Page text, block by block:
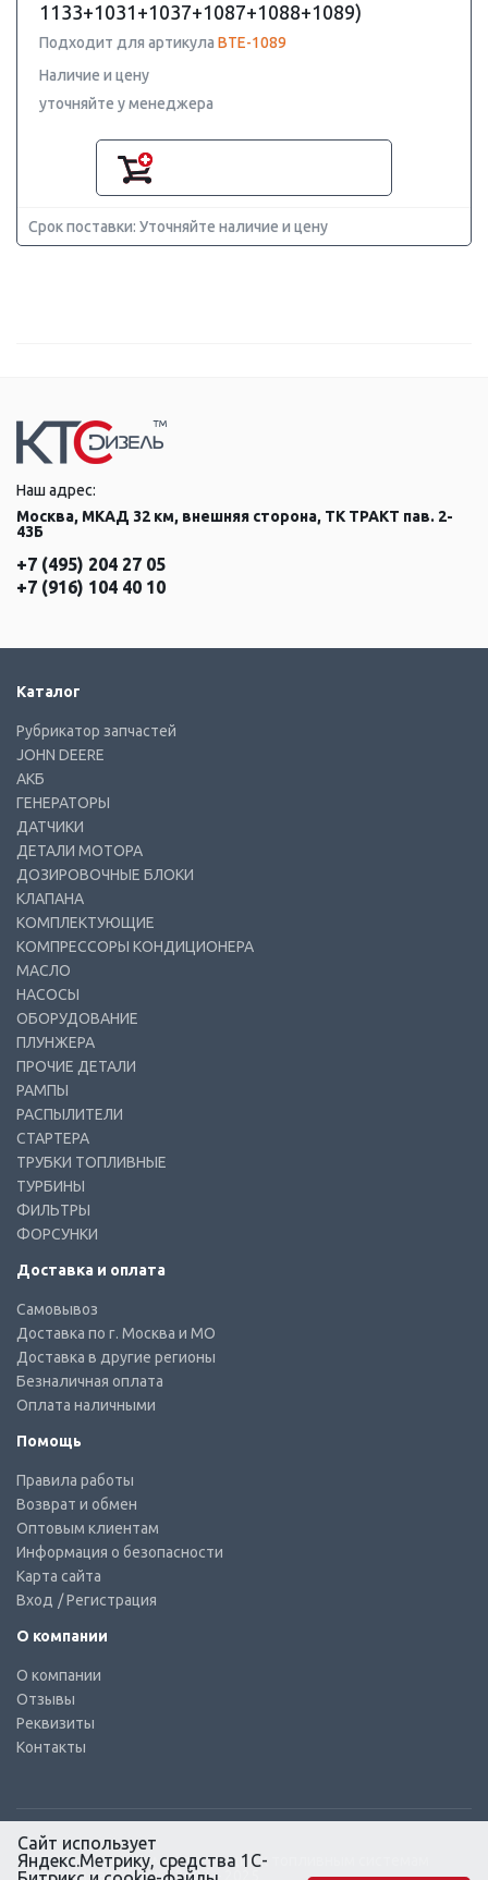
1133+1031+1037+1087+1088+1089)
Подходит для артикула BTE-1089
Наличие и цену
уточняйте у менеджера
Срок поставки: Уточняйте наличие и цену
Наш адрес:
Москва, МКАД 32 км, внешняя сторона, ТК ТРАКТ пав. 2-
43Б
+7 (495) 204 27 05
+7 (916) 104 40 10
Каталог
Рубрикатор запчастей
JOHN DEERE
АКБ
ГЕНЕРАТОРЫ
ДАТЧИКИ
ДЕТАЛИ МОТОРА
ДОЗИРОВОЧНЫЕ БЛОКИ
КЛАПАНА
КОМПЛЕКТУЮЩИЕ
КОМПРЕССОРЫ КОНДИЦИОНЕРА
МАСЛО
НАСОСЫ
ОБОРУДОВАНИЕ
ПЛУНЖЕРА
ПРОЧИЕ ДЕТАЛИ
РАМПЫ
РАСПЫЛИТЕЛИ
СТАРТЕРА
ТРУБКИ ТОПЛИВНЫЕ
ТУРБИНЫ
ФИЛЬТРЫ
ФОРСУНКИ
Доставка и оплата
Самовывоз
Доставка по г. Москва и МО
Доставка в другие регионы
Безналичная оплата
Оплата наличными
Помощь
Правила работы
Возврат и обмен
Оптовым клиентам
Информация о безопасности
Карта сайта
Вход / Регистрация
О компании
О компании
Отзывы
Реквизиты
Контакты
© КТС-Дизель – Комплектующие к топливным системам
Все права защищены, 2003 – 2025
Сайт использует
Яндекс.Метрику, средства 1С-